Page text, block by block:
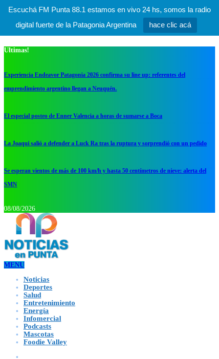
Escuchá FM Punta 88.1 estamos en vivo 24 hs, somos la radio
digital fuerte de la Patagonia Argentina
hace clic acá
Ultimas!
Experiencia Endeavor Patagonia 2026 confirma su line up: referentes del
emprendimiento argentino llegan a Neuquén.
El especial posteo de Enner Valencia a horas de sumarse a Boca
La Joaqui salió a defender a Luck Ra tras la ruptura y sorprendió con un pedido
Se esperan vientos de más de 100 km/h y hasta 50 centímetros de nieve: alerta del
SMN
08/08/2026
MENU
Noticias
Deportes
Salud
Entretenimiento
Energía
Infomercial
Podcasts
Mascotas
Foodie Valley